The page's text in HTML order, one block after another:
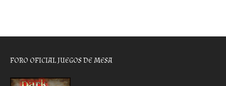
FORO OFICIAL JUEGOS DE MESA